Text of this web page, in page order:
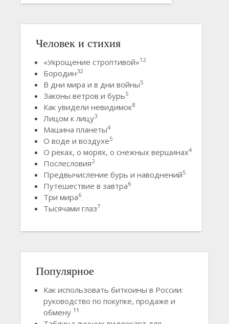
Человек и стихия
«Укрощение строптивой»12
Бородин32
В дни мира и в дни войны5
Законы ветров и бурь5
Как увидели невидимок8
Лицом к лицу3
Машина планеты4
О воде и воздухе5
О реках, о морях, о снежных вершинах4
Послесловия2
Предвычисление бурь и наводнений5
Путешествие в завтра6
Три мира6
Тысячами глаз7
Популярное
Как использовать биткоины в России:
руководство по покупке, продаже и
обмену 11